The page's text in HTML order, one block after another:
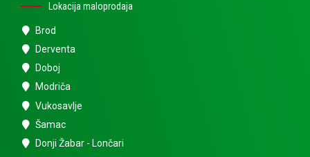
Lokacija maloprodaja
Brod
Derventa
Doboj
Modriča
Vukosavlje
Šamac
Donji Žabar - Lončari